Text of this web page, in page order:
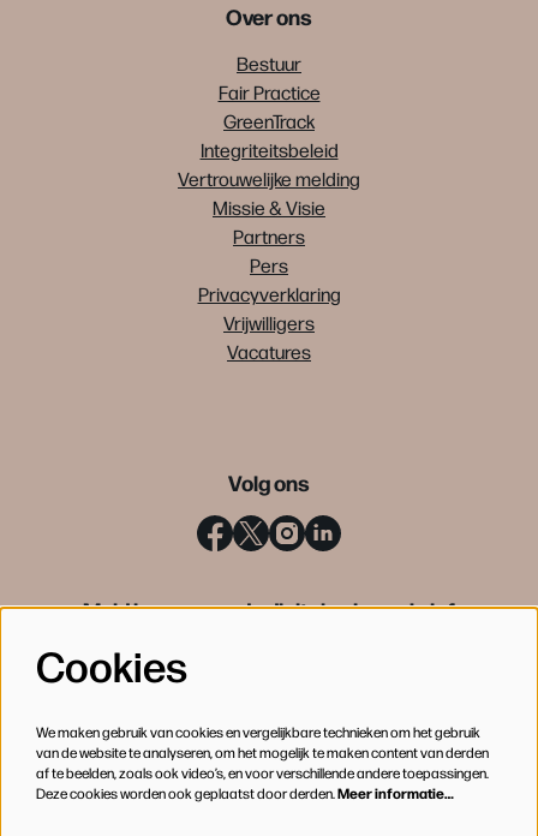
Over ons
Bestuur
Fair Practice
GreenTrack
Integriteitsbeleid
Vertrouwelijke melding
Missie & Visie
Partners
Pers
Privacyverklaring
Vrijwilligers
Vacatures
Volg ons
Meld je aan voor de digitale nieuwsbrief
Cookies
We maken gebruik van cookies en vergelijkbare technieken om het gebruik
van de website te analyseren, om het mogelijk te maken content van derden
af te beelden, zoals ook video’s, en voor verschillende andere toepassingen.
Deze cookies worden ook geplaatst door derden.Meer informatie…